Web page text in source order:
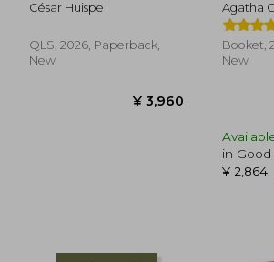
César Huispe
QLS, 2026, Paperback,
New
Agatha
Booket,
New
in
¥ 2,864